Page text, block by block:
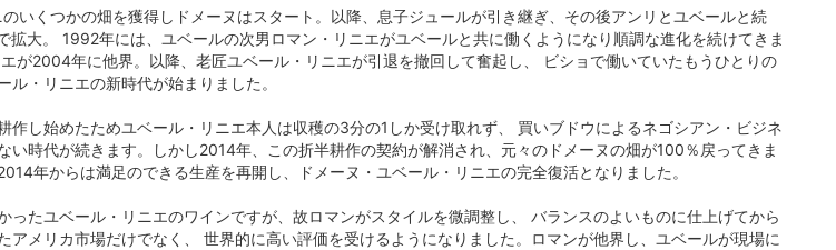
いくつかの畑を獲得しドメーヌはスタート。以降、息子ジュールが引き継ぎ、その後アンリとユベールと続
大。 1992年には、ユベールの次男ロマン・リニエがユベールと共に働くようになり順調な進化を続けてきま
が2004年に他界。以降、老匠ユベール・リニエが引退を撤回して奮起し、 ビショで働いていたもうひとりの
・リニエの新時代が始まりました。
作し始めたためユベール・リニエ本人は収穫の3分の1しか受け取れず、 買いブドウによるネゴシアン・ビジネ
い時代が続きます。しかし2014年、この折半耕作の契約が解消され、元々のドメーヌの畑が100％戻ってきま
年からは満足のできる生産を再開し、ドメーヌ・ユベール・リニエの完全復活となりました。
たユベール・リニエのワインですが、故ロマンがスタイルを微調整し、 バランスのよいものに仕上げてから
アメリカ市場だけでなく、 世界的に高い評価を受けるようになりました。ロマンが他界し、ユベールが現場に